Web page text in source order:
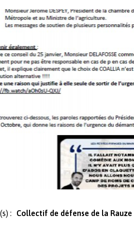
: Collectif de défense de la Rauze